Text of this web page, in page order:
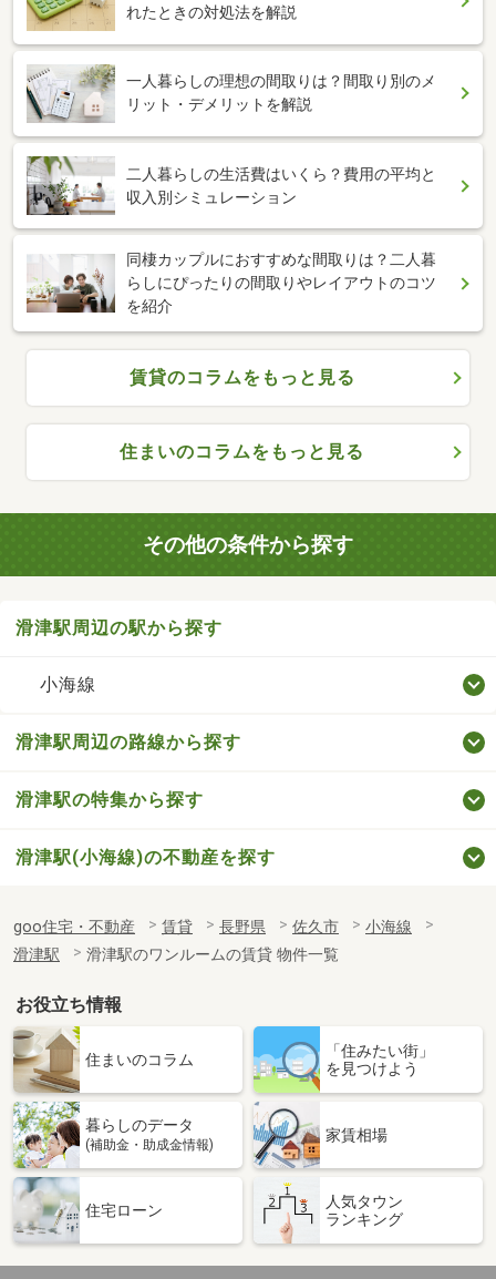
れたときの対処法を解説
一人暮らしの理想の間取りは？間取り別のメ
リット・デメリットを解説
二人暮らしの生活費はいくら？費用の平均と
収入別シミュレーション
同棲カップルにおすすめな間取りは？二人暮
らしにぴったりの間取りやレイアウトのコツ
を紹介
賃貸のコラムをもっと見る
住まいのコラムをもっと見る
その他の条件から探す
滑津駅周辺の駅から探す
小海線
滑津駅周辺の路線から探す
滑津駅の特集から探す
滑津駅(小海線)の不動産を探す
goo住宅・不動産 賃貸 長野県 佐久市
小海線
滑津駅
滑津駅のワンルームの賃貸 物件一覧
お役立ち情報
住まいのコラム
「住みたい街」
を見つけよう
暮らしのデータ
(補助金・助成金情報)
家賃相場
住宅ローン
人気タウン
ランキング